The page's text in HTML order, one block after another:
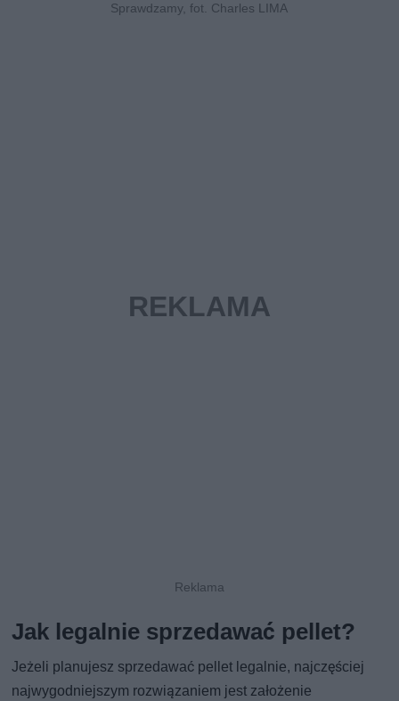
Sprawdzamy, fot. Charles LIMA
Jak legalnie sprzedawać pellet?
Jeżeli planujesz sprzedawać pellet legalnie, najczęściej
najwygodniejszym rozwiązaniem jest założenie